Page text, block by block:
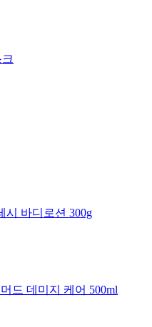
시 바디로션 300g
드 데미지 케어 500ml